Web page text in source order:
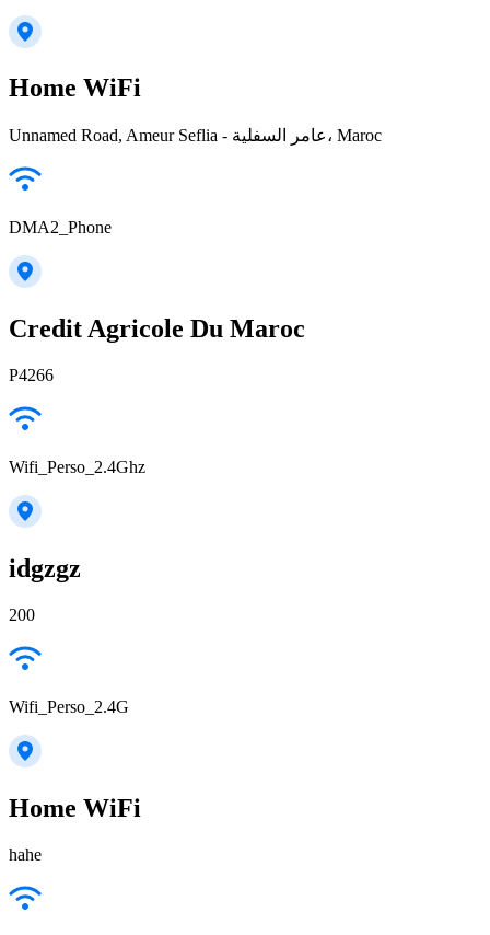
Home WiFi
Unnamed Road, Ameur Seflia - عامر السفلية، Maroc
DMA2_Phone
Credit Agricole Du Maroc
P4266
Wifi_Perso_2.4Ghz
idgzgz
200
Wifi_Perso_2.4G
Home WiFi
hahe